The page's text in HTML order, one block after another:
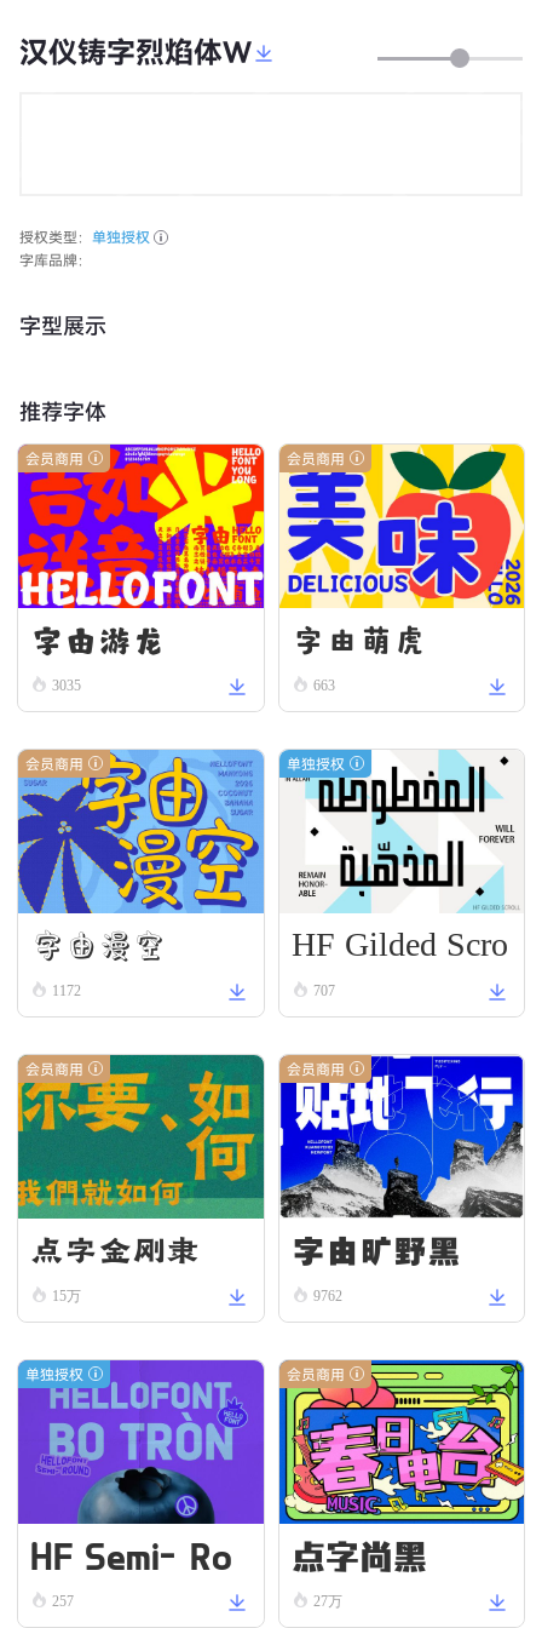
汉仪铸字烈焰体W
授权类型： 单独授权
字库品牌：
字型展示
推荐字体
会员商用
字由游龙
3035
会员商用
字由萌虎
663
会员商用
字由漫空
1172
单独授权
HF Gilded Scro
ll 707
会员商用
点字金刚隶
15万
会员商用
字由旷野黑
9762
单独授权
HF Semi-Ro
und VN Bold
257
会员商用
点字尚黑
27万